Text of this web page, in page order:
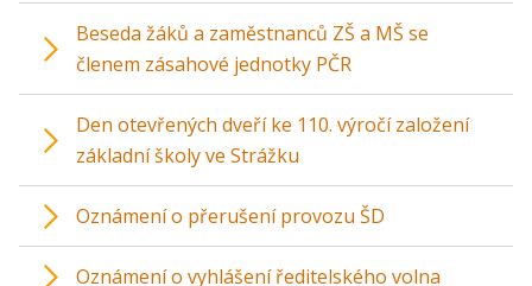
Beseda žáků a zaměstnanců ZŠ a MŠ se
členem zásahové jednotky PČR
Den otevřených dveří ke 110. výročí založení
základní školy ve Strážku
Oznámení o přerušení provozu ŠD
Oznámení o vyhlášení ředitelského volna